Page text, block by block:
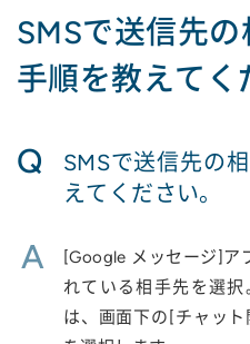
SMSで送信先
手順を教えてく
Q
SMSで送信先の
えてください。
A
[Google メッセージ]ア
れている相手先を選
は、画面下の[チャッ